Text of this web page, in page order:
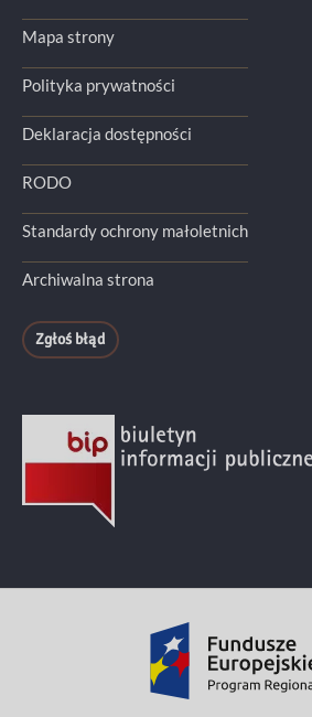
Mapa strony
Polityka prywatności
Deklaracja dostępności
RODO
Standardy ochrony małoletnich
Archiwalna strona
Zgłoś błąd